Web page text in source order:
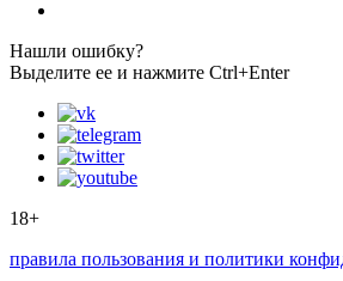
Нашли ошибку?
Выделите ее и нажмите Ctrl+Enter
18+
правила пользования и политики